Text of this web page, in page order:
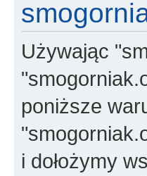
Używając
poniższe
i dołożymy